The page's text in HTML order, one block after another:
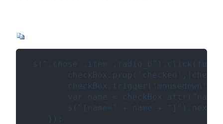
$(".chose .item
checkBox.trigger('mousedown');//执
var name =
$("[name=" + name +
});